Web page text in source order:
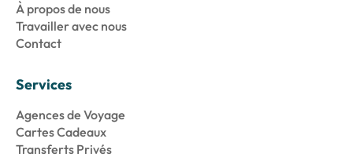
À propos de nous
Travailler avec nous
Contact
Services
Agences de Voyage
Cartes Cadeaux
Transferts Privés